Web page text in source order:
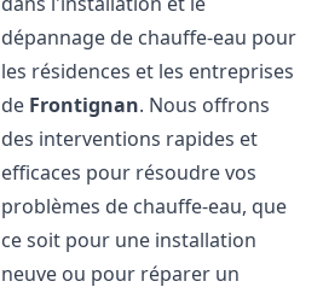
dépannage de chauffe-eau pour
les résidences et les entreprises
de Frontignan. Nous offrons
des interventions rapides et
efficaces pour résoudre vos
problèmes de chauffe-eau, que
ce soit pour une installation
neuve ou pour réparer un